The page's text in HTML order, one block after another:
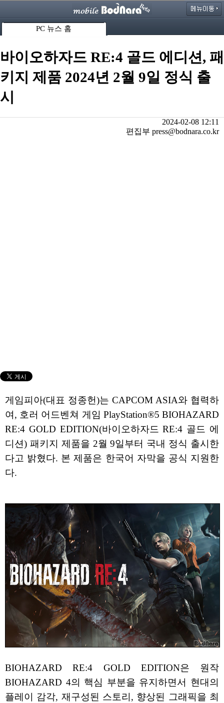
PC 뉴스 홈
바이오하자드 RE:4 골드 에디션, 패
키지 제품 2024년 2월 9일 정식 출
시
2024-02-08 12:11
편집부 press@bodnara.co.kr
게임피아(대표 정종헌)는 CAPCOM ASIA와 협력하
여, 호러 어드벤쳐 게임 PlayStation®5 BIOHAZARD
RE:4 GOLD EDITION(바이오하자드 RE:4 골드 에
디션) 패키지 제품을 2월 9일부터 국내 정식 출시한
다고 밝혔다. 본 제품은 한국어 자막을 공식 지원한
다.
BIOHAZARD RE:4 GOLD EDITION은 원작
BIOHAZARD 4의 핵심 부분을 유지하면서 현대의
플레이 감각, 재구성된 스토리, 향상된 그래픽을 최